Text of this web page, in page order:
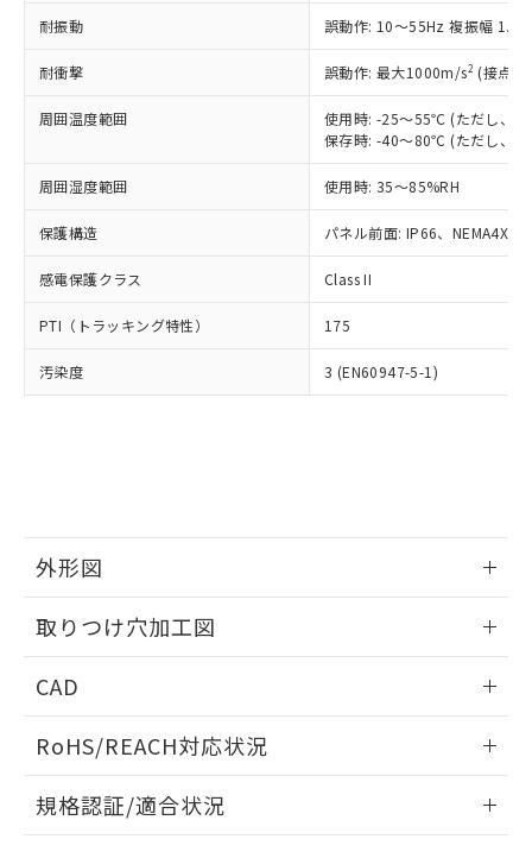
耐振動 誤動作: 10～55Hz 複振幅
耐衝撃 誤動作: 最大1000m/s2 (接点
周囲温度範囲
使用時: -25～55℃ (ただし、氷
保存時: -40～80℃ (ただし、氷
周囲湿度範囲 使用時: 35～85%RH
保護構造 パネル前面: IP66、NEMA4X,
感電保護クラス Class II
PTI（トラッキング特性） 175
汚染度 3 (EN60947-5-1)
外形図
取りつけ穴加工図
CAD
ドすることができます。
ログイン/会員登録
RoHS/REACH対応状況
EU RoHS 注意事項・凡例
規格認証/適合状況
正式な納期状況および標準価格はお客
様のお取引先、またはお客様担当のオ
ムロン制御機器販売店・当社販売員に
オムロン制御機器販売店や当社販売拠
販売ネットワーク
」をご確認
在庫状況および標準価格結果を当社の
示しないようお願いします。
マイパーツ機能（部品リスト作成サー
ビス）をご利用いただくには、I-Web
メンバーズにご登録されている必要が
お客様が当ウェブサイト上で当社にご
登録された部品リストについて、当社
の共同利用に関して"
の「1.共同利
指します。
ルベンジル（BBP） 1000ppm以下、フタル酸ジブチル
（DBP） 1000ppm以下、フタル酸ジイソブチル
但し、RoHS指令で産業用監視および制御機器に対する
フタル酸エステル類の４物質については閾値を超える意
図的な使用がないことを確認しています。
部品在庫の切り替え状況などにより、予定
月が前後することがあります。
※3 非含有証明書ダウンロード
51物質の非含有証明書（当社基準）
※本証明書は発行日時点で非含有を証明す
るもので、過去に遡って非含有を証明する
また、RoHS指令のフタル酸エステル類４
物質の対応では、対応完了までの期間は出
既に当社にて対応品への在庫切替を完了
していることから、特段のことがない限
り、2022年1月12日より割愛しておりま
す。
DBP(フタル酸ジブチル) : 1000ppm、 DIBP(フタル酸ジ
イソブチル) : 1000ppm、 BBP(フタル酸ブチルベンジ
「ｅ」：有害物質（10物質）のすべてが基
準値以下であることを示します。
「10」：通常の使用状況下において有害物
質が外部に漏えいし、環境に深刻な影響を
及ぼさない年数を意味します。
「－」：未確認です。当社販売部門へお問
全に破砕するなど、違法に輸出されな
いよう必要な手段を講じます。
当社は貴社製品を、核兵器、ミサイ
ル、化学兵器、生物兵器またはその他
武器並びにこれらの製造装置等に一切
当社は、貴社製品を第三者に販売する
場合は、上記1、2および3の内容を当
該第三者に通知します。また当社は、
販売先および販売に係わる関係者が違
法に輸出するおそれがある場合は、取
－
在庫なし(最新の在庫状況につ
いては、お客様のお取引先、ま
たはお客様担当のオムロン制御
機器販売店・当社販売員にご確
空
受注生産機種、また在庫状況の
情報を公開していない機種